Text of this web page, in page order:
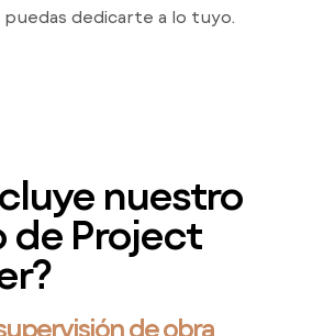
dedicarte a lo tuyo.
nuestro
de Project
de obra